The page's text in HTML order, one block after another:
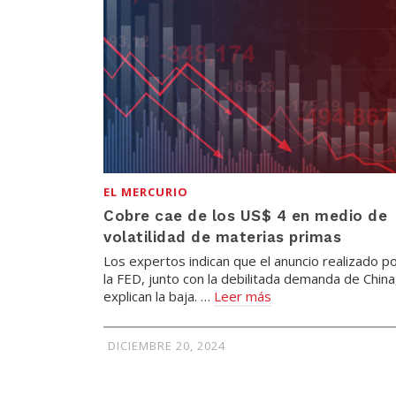
EL MERCURIO
Cobre cae de los US$ 4 en medio de
volatilidad de materias primas
Los expertos indican que el anuncio realizado
la FED, junto con la debilitada demanda de
explican la baja. … Leer más
DICIEMBRE 20, 2024